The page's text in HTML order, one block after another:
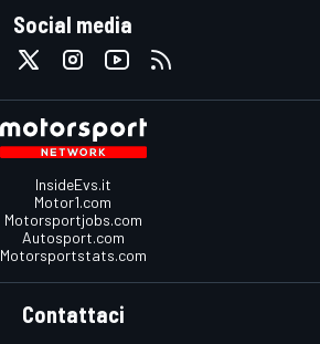
Social media
InsideEvs.it
Motor1.com
Motorsportjobs.com
Autosport.com
Motorsportstats.com
Contattaci